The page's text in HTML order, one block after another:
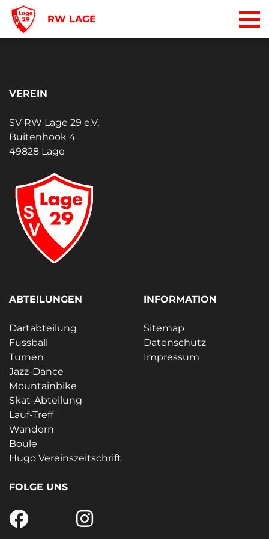
RW LAGE
VEREIN
SV RW Lage 29 e.V.
Buitenhook 4
49828 Lage
ABTEILUNGEN
Dartabteilung
Fussball
Turnen
Jazz-Dance
Mountainbike
Skat-Abteilung
Lauf-Treff
Wandern
Boule
Hugo Vereinszeitschrift
INFORMATION
Sitemap
Datenschutz
Impressum
FOLGE UNS